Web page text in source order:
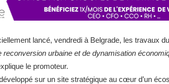
lancé, vendredi à Belgrade, les travaux
reconversion urbaine et de dynamisation
le promoteur.
sur un site stratégique au cœur d’un